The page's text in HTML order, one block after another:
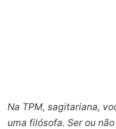
Na TPM, sagitariana,
uma filósofa. Ser ou